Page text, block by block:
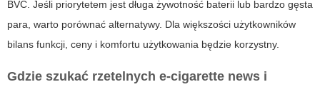
BVC. Jeśli priorytetem jest długa żywotność baterii lub bardzo gęsta
para, warto porównać alternatywy. Dla większości użytkowników
bilans funkcji, ceny i komfortu użytkowania będzie korzystny.
Gdzie szukać rzetelnych e-cigarette news i